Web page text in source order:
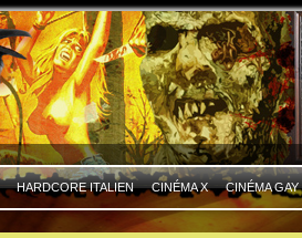
HARDCORE ITALIEN CINÉMA X CINÉMA GAY